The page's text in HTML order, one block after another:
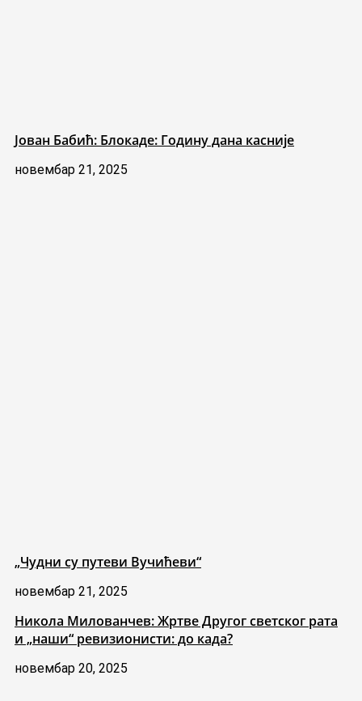
Јован Бабић: Блокаде: Годину дана касније
новембар 21, 2025
„Чудни су путеви Вучићеви“
новембар 21, 2025
Никола Милованчев: Жртве Другог светског рата
и „наши“ ревизионисти: до када?
новембар 20, 2025